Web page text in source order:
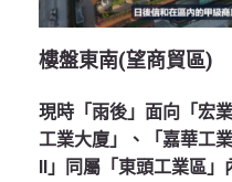
樓盤東南(望商貿區)
現時「雨後」面向「宏
工業大廈」、「嘉華工
II」同屬「東頭工業區